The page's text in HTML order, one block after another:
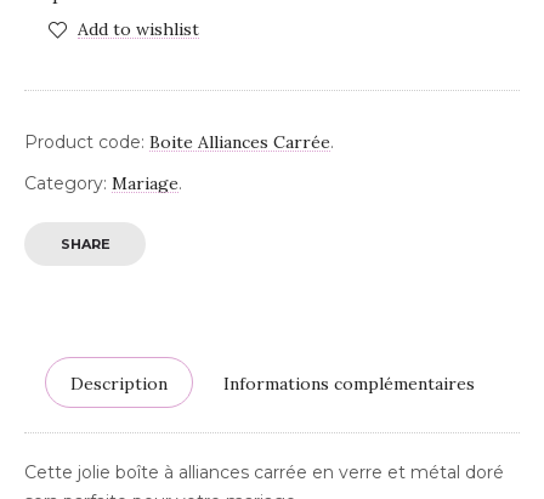
Add to wishlist
Product code: Boite Alliances Carrée.
Category: Mariage.
SHARE
Description Informations complémentaires
Cette jolie boîte à alliances carrée en verre et métal doré